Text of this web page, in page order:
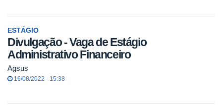
ESTÁGIO
Divulgação - Vaga de Estágio
Administrativo Financeiro
Agsus
16/08/2022 - 15:38